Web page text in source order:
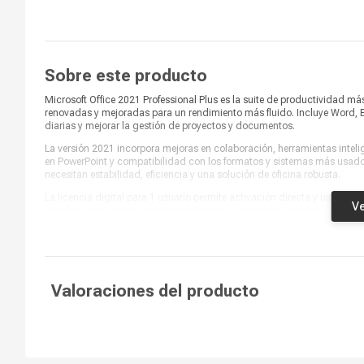
Sobre este producto
Microsoft Office 2021 Professional Plus es la suite de productividad
renovadas y mejoradas para un rendimiento más fluido. Incluye Word,
diarias y mejorar la gestión de proyectos y documentos.
La versión 2021 incorpora mejoras en colaboración, herramientas
en PowerPoint y compatibilidad con los formatos y sistemas más
necesitan estabilidad, eficiencia y una solución de oficina robusta.
excelente opción para quienes requieren un conjunto completo de
Valoraciones del producto